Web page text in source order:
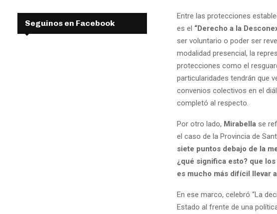
Entre las protecciones
es el “Derecho a la
ser voluntario o poder ser
modalidad presencial, la
protecciones como el
particularidades tendrán que
convenios colectivos en el
completó al respecto.
Por otro lado, Mirabella se
el caso de la Provincia de
siete puntos debajo de la
¿qué significa esto? que
es mucho más difícil llevar
En ese marco, celebró “La
Estado al frente de una
Seguinos en Facebook